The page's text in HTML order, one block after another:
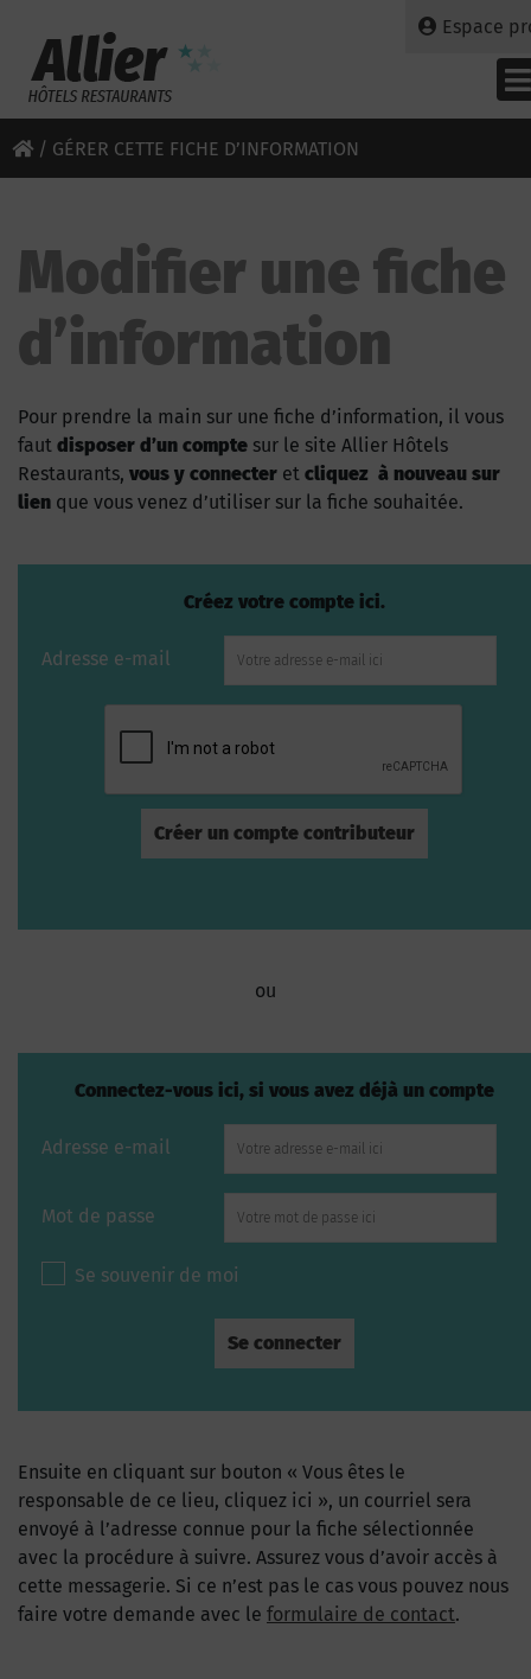
Espace
/ GÉRER CETTE FICHE D’INFORMATION
Modifier une fiche
d’information
Pour prendre la main sur une fiche d’information, il vous
faut disposer d’un compte sur le site Allier Hôtels
Restaurants, vous y connecter et cliquez à nouveau sur
lien que vous venez d’utiliser sur la fiche souhaitée.
Créez votre compte ici.
Adresse e-mail
ou
Connectez-vous ici, si vous avez déjà un compte
Adresse e-mail
Mot de passe
Se souvenir de moi
Ensuite en cliquant sur bouton « Vous êtes le
responsable de ce lieu, cliquez ici », un courriel sera
envoyé à l’adresse connue pour la fiche sélectionnée
avec la procédure à suivre. Assurez vous d’avoir accès à
cette messagerie. Si ce n’est pas le cas vous pouvez nous
faire votre demande avec le formulaire de contact.